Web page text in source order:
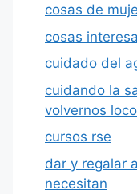
cosas de
cosas
cuidado del
cuidando la
volvernos
cursos rse
dar y regalar
necesitan